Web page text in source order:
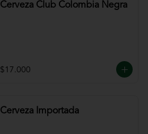
Cerveza Club Colombia Negra
$17.000
Cerveza Importada